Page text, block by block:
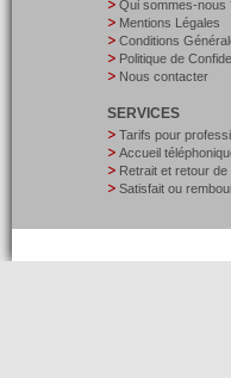
Qui sommes-nous
Mentions Légales
Conditions
Politique de
Nous contacter
SERVICES
Tarifs pour
Accueil
Retrait et retour
Satisfait ou